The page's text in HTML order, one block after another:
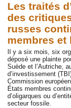
Les traités
des
russes
membres et
Il y a six mois, six
déposé une plainte
Suède et l’Autriche,
d’investissement
Commission
États membres
d’oligarques ou
secteur fossile.